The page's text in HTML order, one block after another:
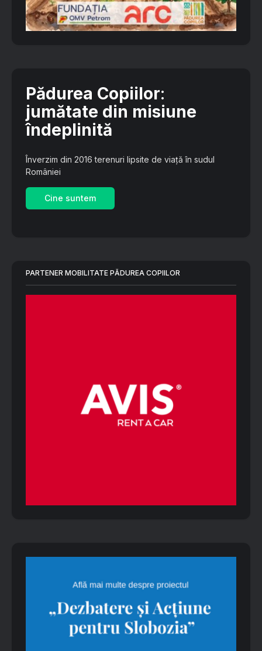
Pădurea Copiilor:
jumătate din misiune
îndeplinită
Înverzim din 2016 terenuri lipsite de viață în sudul
României
Cine suntem
PARTENER MOBILITATE PĂDUREA COPIILOR